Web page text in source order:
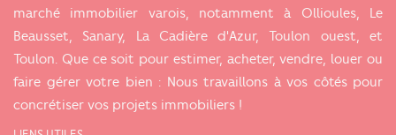
marché immobilier varois, notamment à Ollioules, Le
Beausset, Sanary, La Cadière d'Azur, Toulon ouest, et
Toulon. Que ce soit pour estimer, acheter, vendre, louer ou
faire gérer votre bien : Nous travaillons à vos côtés pour
concrétiser vos projets immobiliers !